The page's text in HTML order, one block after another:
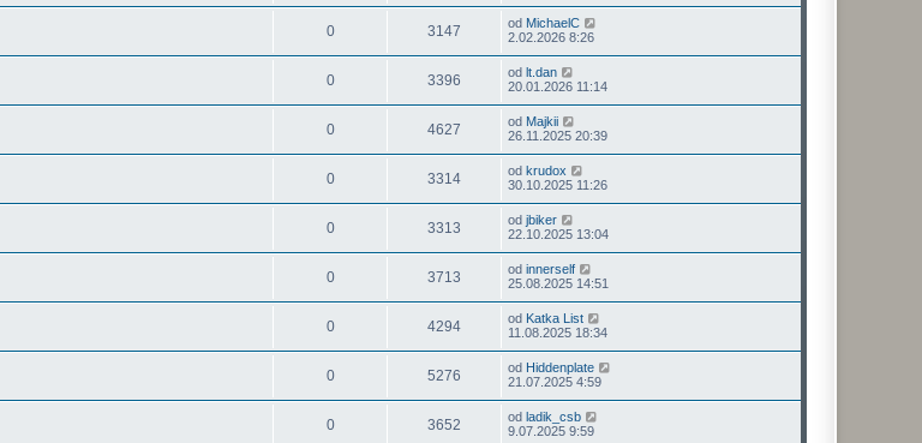
0 3147 od MichaelC
2.02.2026 8:26
0 3396 od lt.dan
20.01.2026 11:14
0 4627 od Majkii
26.11.2025 20:39
0 3314 od krudox
30.10.2025 11:26
0 3313 od jbiker
22.10.2025 13:04
0 3713 od innerself
25.08.2025 14:51
0 4294 od Katka List
11.08.2025 18:34
0 5276 od Hiddenplate
21.07.2025 4:59
0 3652 od ladik_csb
9.07.2025 9:59